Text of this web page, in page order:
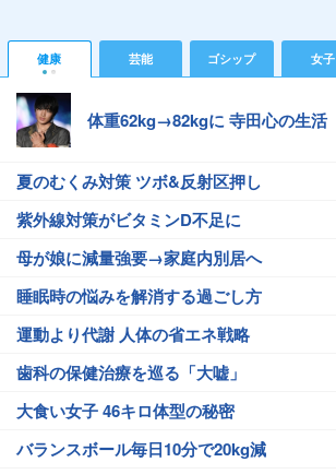
健康 芸能 ゴシップ 女子
体重62kg→82kgに 寺田心の生活
夏のむくみ対策 ツボ&反射区押し
紫外線対策がビタミンD不足に
母が娘に減量強要→家庭内別居へ
睡眠時の悩みを解消する過ごし方
運動より代謝 人体の省エネ戦略
歯科の保健治療を巡る「大嘘」
大食い女子 46キロ体型の秘密
バランスボール毎日10分で20kg減